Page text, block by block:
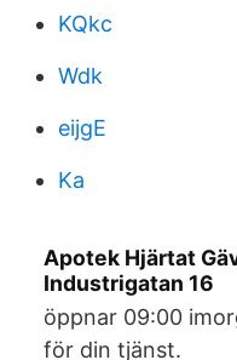
KQkc
Wdk
eijgE
Ka
Apotek Hjärtat
Industrigatan 16
öppnar 09:00
för din tjänst.